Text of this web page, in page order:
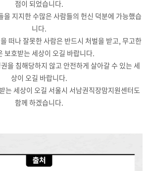
점이 되었습니다.
을 지지한 수많은 사람들의 헌신 덕분에 가능했습
니다.
떠나 잘못한 사람은 반드시 처벌을 받고, 무고한
보호받는 세상이 오길 바랍니다.
을 침해당하지 않고 안전하게 살아갈 수 있는 세
상이 오길 바랍니다.
는 세상이 오길 서울시 서남권직장맘지원센터도
함께 하겠습니다.